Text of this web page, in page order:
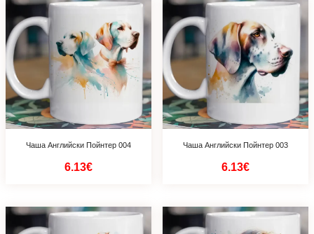
Чаша Английски Пойнтер 004
6.13€
Чаша Английски Пойнтер 003
6.13€